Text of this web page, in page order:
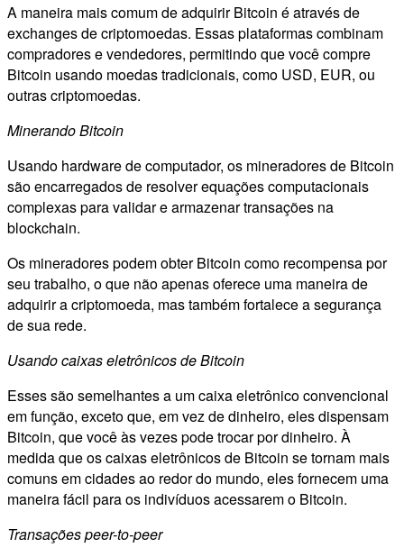
A maneira mais comum de adquirir Bitcoin é através de
exchanges de criptomoedas. Essas plataformas combinam
compradores e vendedores, permitindo que você compre
Bitcoin usando moedas tradicionais, como USD, EUR, ou
outras criptomoedas.
Minerando Bitcoin
Usando hardware de computador, os mineradores de Bitcoin
são encarregados de resolver equações computacionais
complexas para validar e armazenar transações na
blockchain.
Os mineradores podem obter Bitcoin como recompensa por
seu trabalho, o que não apenas oferece uma maneira de
adquirir a criptomoeda, mas também fortalece a segurança
de sua rede.
Usando caixas eletrônicos de Bitcoin
Esses são semelhantes a um caixa eletrônico convencional
em função, exceto que, em vez de dinheiro, eles dispensam
Bitcoin, que você às vezes pode trocar por dinheiro. À
medida que os caixas eletrônicos de Bitcoin se tornam mais
comuns em cidades ao redor do mundo, eles fornecem uma
maneira fácil para os indivíduos acessarem o Bitcoin.
Transações peer-to-peer